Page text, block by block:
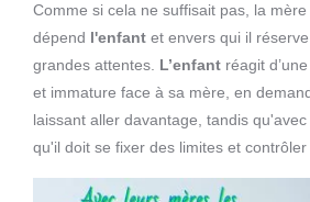
Comme si cela ne suffisait pas, la
dépend l'enfant et envers qui il
grandes attentes. L’enfant réagit
et immature face à sa mère, en
laissant aller davantage, tandis
qu'il doit se fixer des limites et contrôler